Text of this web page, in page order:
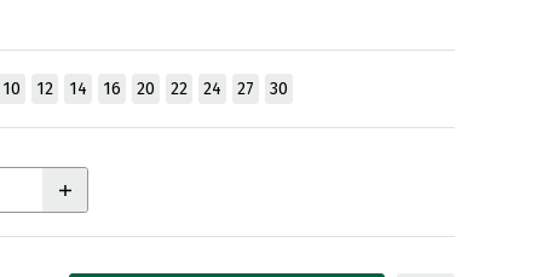
10 12 14 16 20 22 24 27 30